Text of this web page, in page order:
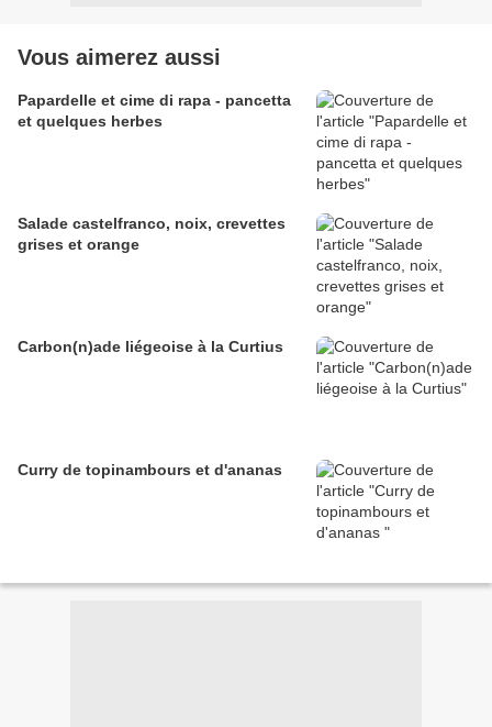
Vous aimerez aussi
Papardelle et cime di rapa - pancetta
et quelques herbes
Salade castelfranco, noix, crevettes
grises et orange
Carbon(n)ade liégeoise à la Curtius
Curry de topinambours et d'ananas